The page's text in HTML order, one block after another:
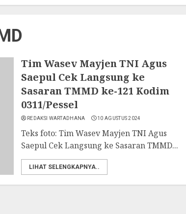
Tim Wasev Mayjen TNI Agus
Saepul Cek Langsung ke
Sasaran TMMD ke-121 Kodim
0311/Pessel
REDAKSI WARTADHANA 10 AGUSTUS 2024
Teks foto: Tim Wasev Mayjen TNI Agus
Saepul Cek Langsung ke Sasaran TMMD...
LIHAT SELENGKAPNYA..